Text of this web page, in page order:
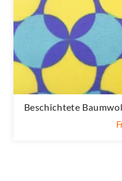
Beschichtete